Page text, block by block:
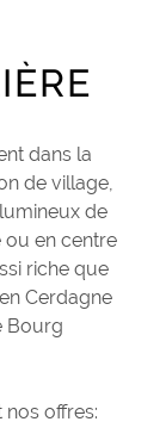
dans la
de village,
de
ou en centre
riche que
Cerdagne
Bourg
offres:
Parking